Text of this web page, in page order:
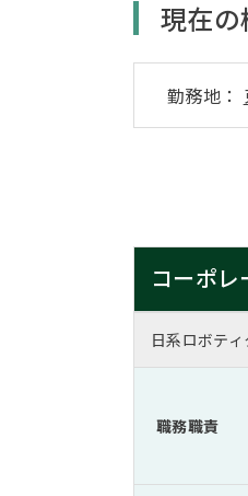
現在
勤務地：
コーポ
日系ロボテ
職務職責